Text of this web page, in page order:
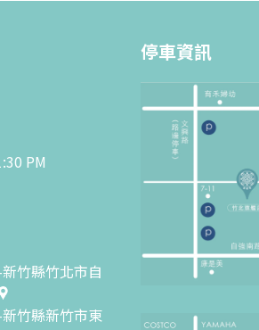
PM
竹縣竹北市自
竹縣新竹市東
停車資訊